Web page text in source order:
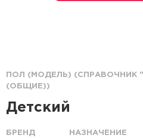
ПОЛ (МОДЕЛЬ) (СПРАВОЧНИК
(ОБЩИЕ))
Детский
БРЕНД НАЗНАЧЕНИЕ